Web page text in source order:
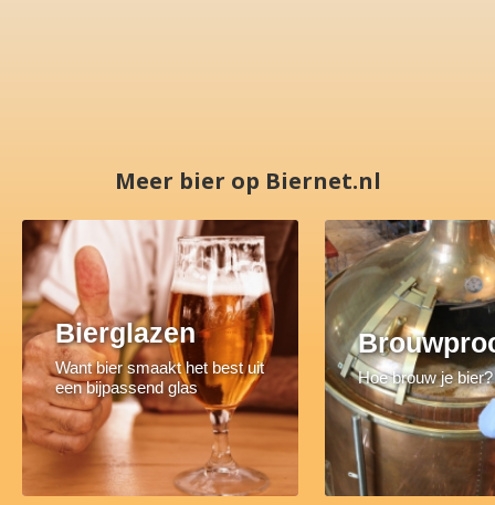
Meer bier op Biernet.nl
Bierglazen
Want bier smaakt het best uit
een bijpassend glas
Hoe brouw je bier?